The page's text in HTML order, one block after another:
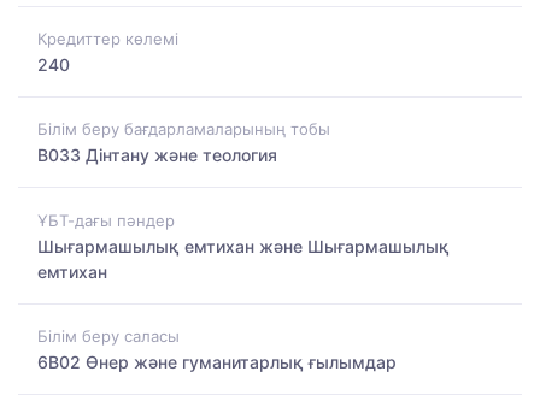
Кредиттер көлемі
240
Білім беру бағдарламаларының тобы
B033 Дінтану және теология
ҰБТ-дағы пәндер
Шығармашылық емтихан және Шығармашылық
емтихан
Білім беру саласы
6B02 Өнер және гуманитарлық ғылымдар